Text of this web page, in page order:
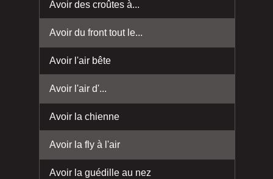
Avoir des croûtes à...
Avoir du front tout le...
Avoir l'air bête
Avoir l'air d'...
Avoir la chienne
Avoir la fly à l'air
Avoir la guédille au nez